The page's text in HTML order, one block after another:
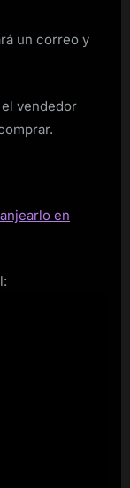
un correo y
vendedor
en